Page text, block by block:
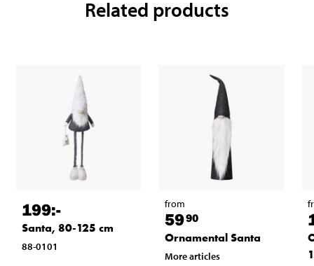
Related products
199:-
Santa, 80-125 cm
88-0101
from
5990
Ornamental Santa
More articles